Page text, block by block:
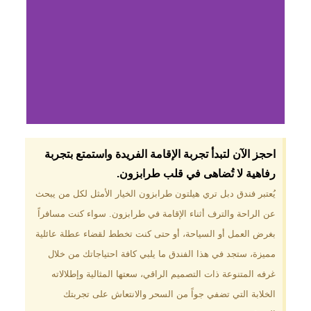
لماذا تختار فندق دبل
تري هيلتون
طرابزون؟
موقع مميز في قلب طرابزون بالقرب
من أهم المعالم السياحية. إطلالات
الخضراء. مرافق متكاملة تشمل
مسبحًا داخليًا، سبا، صالة ألعاب
رياضية، ومطاعم عالمية.
احجز الآن لتبدأ تجربة الإقامة الفريدة واستمتع بتجربة
رفاهية لا تُضاهى في قلب طرابزون.​
يُعتبر فندق دبل تري هيلتون طرابزون الخيار الأمثل لكل من يبحث
عن الراحة والترف أثناء الإقامة في طرابزون. سواء كنت مسافراً
بغرض العمل أو السياحة، أو حتى كنت تخطط لقضاء عطلة عائلية
مميزة، ستجد في هذا الفندق ما يلبي كافة احتياجاتك من خلال
غرفه المتنوعة ذات التصميم الراقي، سعتها المثالية وإطلالاته
الخلابة التي تضفي جواً من السحر والانتعاش على تجربتك